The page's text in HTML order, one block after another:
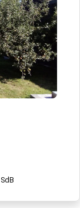
SdB